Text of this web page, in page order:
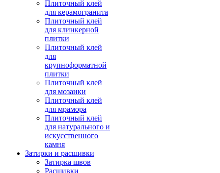
Плиточный клей
для керамогранита
Плиточный клей
для клинкерной
плитки
Плиточный клей
для
крупноформатной
плитки
Плиточный клей
для мозаики
Плиточный клей
для мрамора
Плиточный клей
для натурального и
искусственного
камня
Затирки и расшивки
Затирка швов
Расшивки